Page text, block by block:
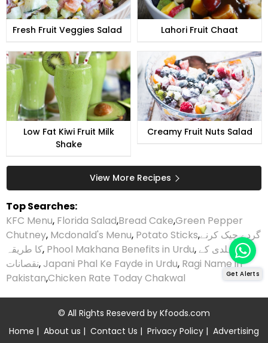
Fresh Fruit Veggies Salad Lahori Fruit Chaat
Low Fat Kiwi Fruit Milk
Shake
Creamy Fruit Nuts Salad
View More Recipes
Top Searches:
KFC Menu, Florida Salad,Bread Cake,Green Pepper
Chutney, Mcdonald's Menu, Potato Sticks,گردے چیک کرنے
کا طریقہ, Phool Makhana Benefits in Urdu, ہلدی کے
نقصانات,Japani Phal Ke Fayde in Urdu, Ragi Name in
Pakistan,Chicken Rate Today Chakwal
© All Rights Reseverd by Kfoods.com
Home | About us | Contact Us | Privacy Policy | Advertising
Get Alerts